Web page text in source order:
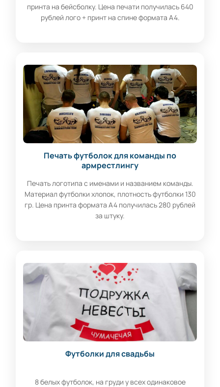
принта на бейсболку. Цена печати получилась 640
рублей лого + принт на спине формата А4.
Печать футболок для команды по
армрестлингу
Печать логотипа с именами и названием команды.
Материал футболки хлопок, плотность футболки 130
гр. Цена принта формата А4 получилась 280 рублей
за штуку.
Футболки для свадьбы
8 белых футболок, на груди у всех одинаковое